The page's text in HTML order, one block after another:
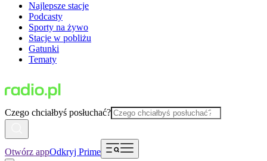
Najlepsze stacje
Podcasty
Sporty na żywo
Stacje w pobliżu
Gatunki
Tematy
Czego chciałbyś posłuchać?
Otwórz appOdkryj Prime